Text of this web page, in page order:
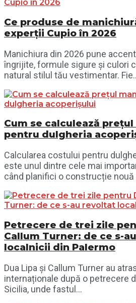
Ce produse de
experții Cupio în 2026
Manichiura din 2026 pune
îngrijite, formule sigure și culori
natural stilul tău vestimentar.
Cum se calculează
pentru dulgheria
Calcularea costului pentru
este unul dintre cele mai
când planifici o construcție nouă
Petrecere de trei zile
Callum Turner: de ce s-
localnicii din Palermo
Dua Lipa și Callum Turner au
internaționale după o petrecere
Sicilia, unde fastul...